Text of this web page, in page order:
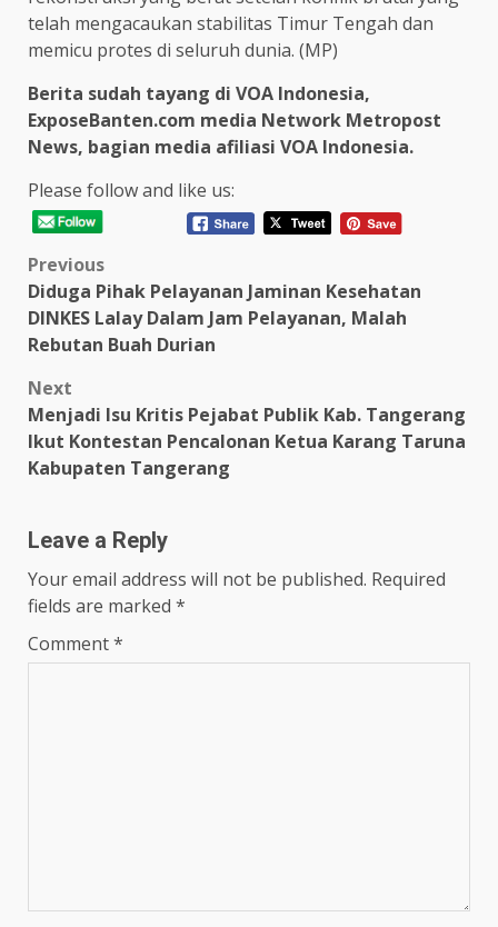
telah mengacaukan stabilitas Timur Tengah dan
memicu protes di seluruh dunia. (MP)
Berita sudah tayang di VOA Indonesia,
ExposeBanten.com media Network Metropost
News, bagian media afiliasi VOA Indonesia.
Please follow and like us:
Post
navigation
Previous
Diduga Pihak Pelayanan Jaminan Kesehatan
DINKES Lalay Dalam Jam Pelayanan, Malah
Rebutan Buah Durian
Next
Menjadi Isu Kritis Pejabat Publik Kab. Tangerang
Ikut Kontestan Pencalonan Ketua Karang Taruna
Kabupaten Tangerang
Leave a Reply
Your email address will not be published. Required
fields are marked *
Comment*